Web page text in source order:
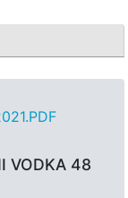
VODKA 48